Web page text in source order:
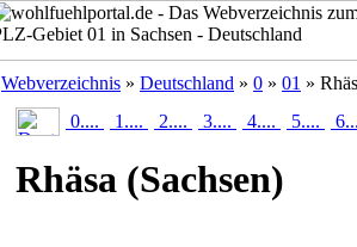
Webverzeichnis » Deutschland » 0 » 01 »
0.... 1.... 2.... 3.... 4.... 5....
Rhäsa (Sachsen)